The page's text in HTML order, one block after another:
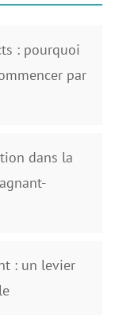
: pourquoi
par
dans la
: un levier